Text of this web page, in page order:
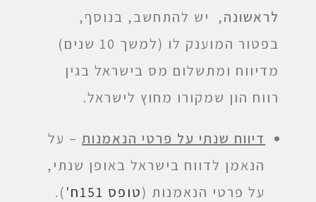
לראשונה, יש להתחשב, בנוסף,
בפטור המוענק לו (למשך 10 שנים)
מדיווח ומתשלום מס בישראל בגין
רווח הון שמקורו מחוץ לישראל.
דיווח שנתי על פרטי הנאמנות– על
הנאמן לדווח בישראל באופן שנתי,
על פרטי הנאמנות (טופס 151ח'
).